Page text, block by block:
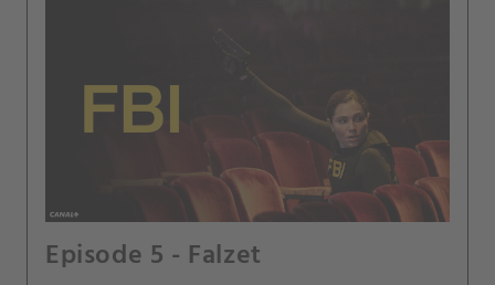
Episode 5 - Falzet